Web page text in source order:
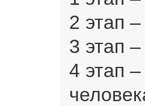
2 этап
3 этап
4 этап